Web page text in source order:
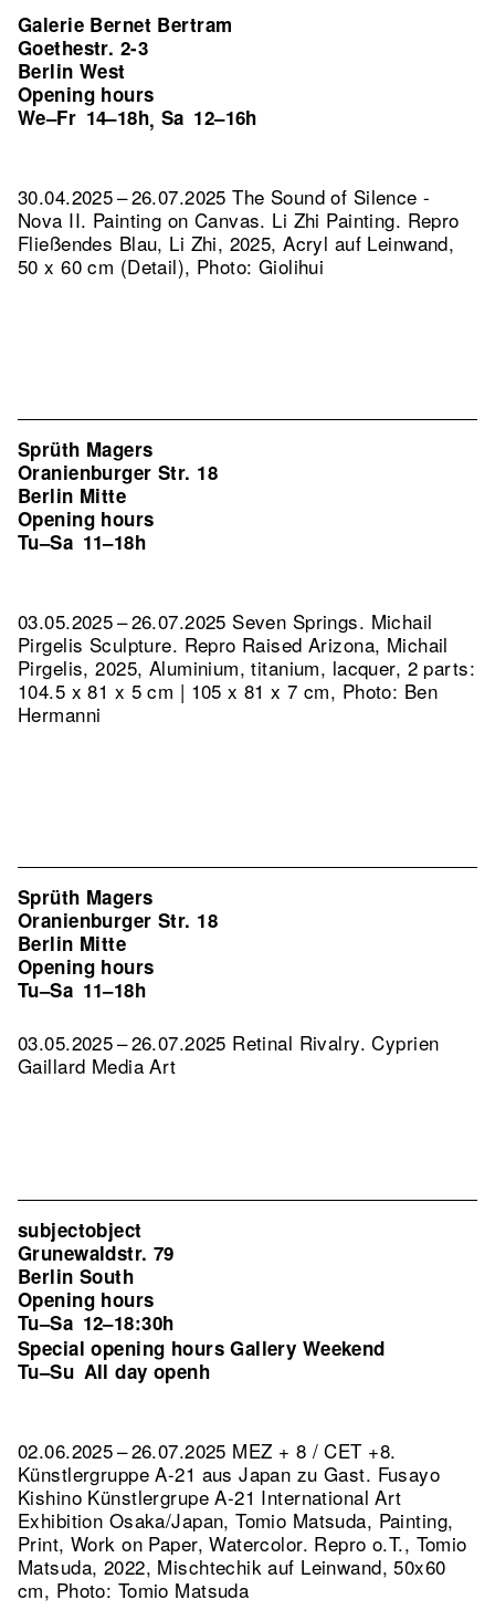
Galerie Bernet Bertram
Goethestr. 2-3
Berlin West
Opening hours
We–Fr 14–18h, Sa 12–16h
30.04.2025 – 26.07.2025 The Sound of Silence -
Nova II. Painting on Canvas. Li Zhi Painting. Repro
Fließendes Blau, Li Zhi, 2025, Acryl auf Leinwand,
50 x 60 cm (Detail), Photo: Giolihui
Sprüth Magers
Oranienburger Str. 18
Berlin Mitte
Opening hours
Tu–Sa 11–18h
03.05.2025 – 26.07.2025 Seven Springs. Michail
Pirgelis Sculpture. Repro Raised Arizona, Michail
Pirgelis, 2025, Aluminium, titanium, lacquer, 2 parts:
104.5 x 81 x 5 cm | 105 x 81 x 7 cm, Photo: Ben
Hermanni
Sprüth Magers
Oranienburger Str. 18
Berlin Mitte
Opening hours
Tu–Sa 11–18h
03.05.2025 – 26.07.2025 Retinal Rivalry. Cyprien
Gaillard Media Art
subjectobject
Grunewaldstr. 79
Berlin South
Opening hours
Tu–Sa 12–18:30h
Special opening hours Gallery Weekend
Tu–Su All day openh
02.06.2025 – 26.07.2025 MEZ + 8 / CET +8.
Künstlergruppe A-21 aus Japan zu Gast. Fusayo
Kishino Künstlergrupe A-21 International Art
Exhibition Osaka/Japan, Tomio Matsuda, Painting,
Print, Work on Paper, Watercolor. Repro o.T., Tomio
Matsuda, 2022, Mischtechik auf Leinwand, 50x60
cm, Photo: Tomio Matsuda